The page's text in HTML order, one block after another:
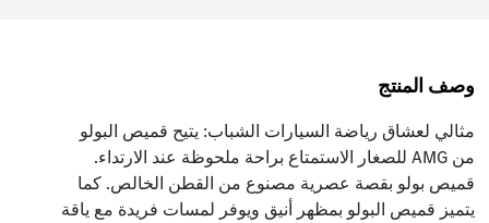
وصف المنتج
مثالي لعشاق رياضة السيارات الشباب: يتيح قميص البولو
من AMG للصغار الاستمتاع براحة ملحوظة عند الارتداء.
قميص بولو بقصة عصرية مصنوع من القطن الخالص. كما
يتميز قميص البولو بمظهر أنيق ويوفر لمسات فريدة مع ياقة